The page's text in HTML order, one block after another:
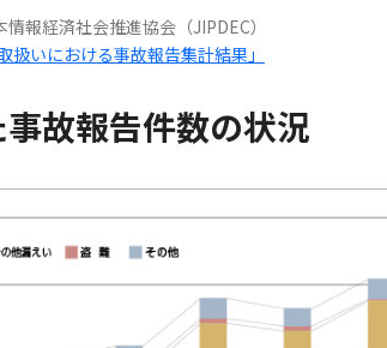
報経済社会推進協会（JIPDEC）
扱いにおける事故報告集計結果」
故報告件数の状況